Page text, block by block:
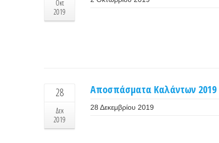
Οκτ
2019
28
Δεκ
2019
Αποσπάσματα Καλάντων 2019
28 Δεκεμβρίου 2019